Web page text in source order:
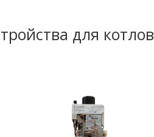
для котлов